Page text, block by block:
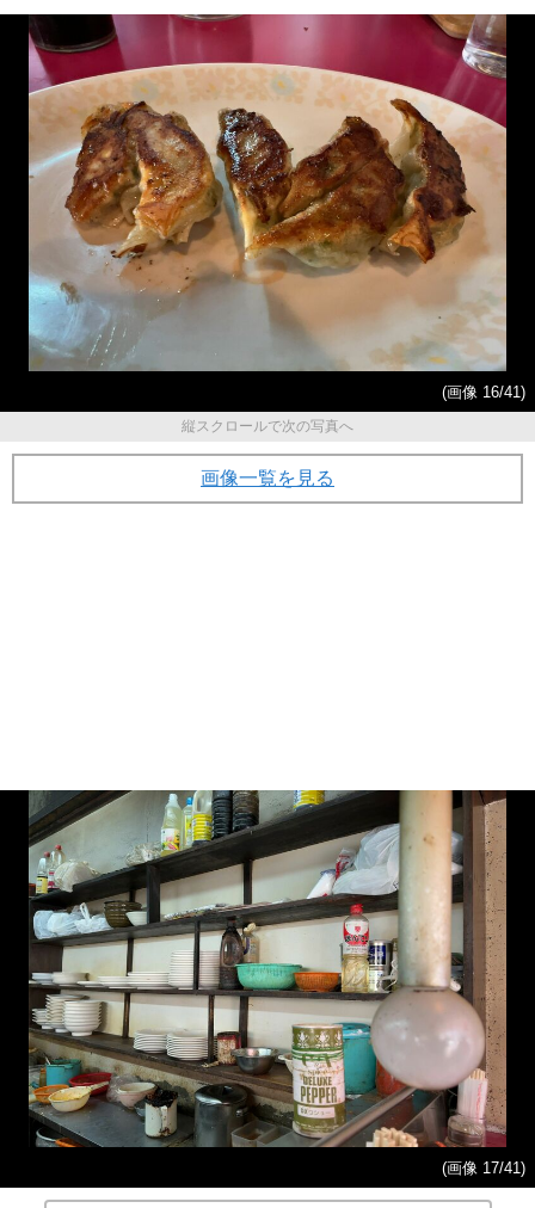
(画像 16/41)
縦スクロールで次の写真へ
画像一覧を見る
(画像 17/41)